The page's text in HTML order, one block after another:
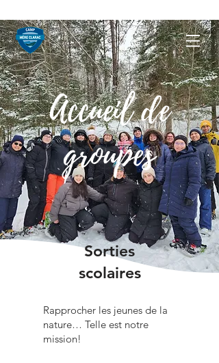
Accueil de
groupes
Sorties
scolaires
Rapprocher les jeunes de la
nature… Telle est notre
mission!